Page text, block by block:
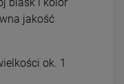
jakość
ok. 1